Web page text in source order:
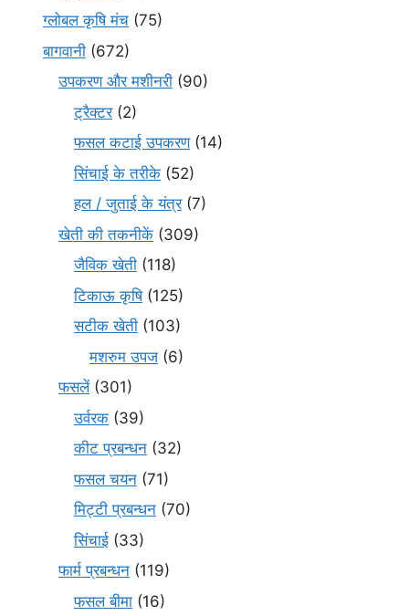
ग्लोबल कृषि मंच (75)
बागवानी (672)
उपकरण और मशीनरी (90)
ट्रैक्टर(2)
फसल कटाई उपकरण(14)
सिंचाई के तरीके (52)
हल / जुताई के यंत्र(7)
खेती की तकनीकें (309)
जैविक खेती (118)
टिकाऊ कृषि(125)
सटीक खेती (103)
मशरुम उपज (6)
फसलें(301)
उर्वरक (39)
कीट प्रबन्धन (32)
फसल चयन (71)
मि‌ट्टी प्रबन्धन (70)
सिंचाई (33)
फार्म प्रबन्धन (119)
फसल बीमा (16)